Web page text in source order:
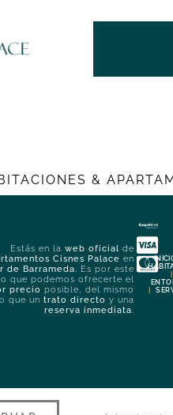
&
Estás en la web oficial de
Cisnes Palace en
de Barrameda. Es por este
que podemos ofrecerte el
precio posible, del mismo
que un trato directo y una
reserva inmediata.
|